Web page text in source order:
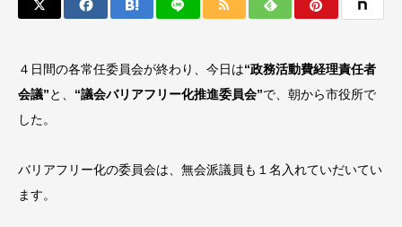
４日間の各常任委員会が終わり、今日は“政務活動費経理責任者
会議”と、 “議会バリアフリー化推進委員会”で、朝から市役所で
した。
バリアフリー化の委員会は、無会派議員も１名入れていだいてい
ます。